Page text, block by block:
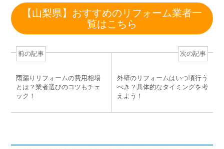
c
e
o
o
k
tt
e
e
a
e
【山梨県】おすすめのリフォーム業者一
覧はこちら
前の記事
雨漏りリフォームの費用相場
とは？業者選びのコツもチェ
ック！
次の記事
外壁のリフォームはいつ頃行う
べき？具体的なタイミングを考
えよう！